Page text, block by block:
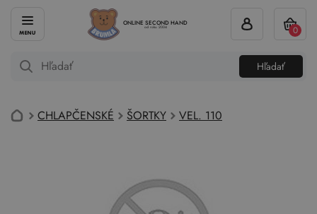
ONLINE SECOND HAND
od roku 2004
Hľadať
0
CHLAPČENSKÉ ŠORTKY VEL. 110